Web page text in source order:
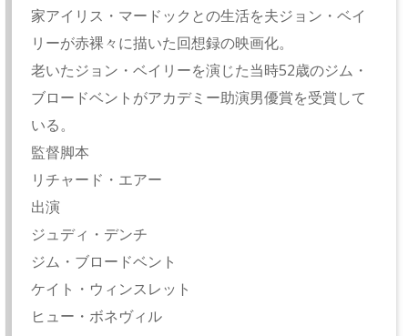
家アイリス・マードックとの生活を夫ジョン・ベイ
リーが赤裸々に描いた回想録の映画化。
老いたジョン・ベイリーを演じた当時52歳のジム・
ブロードベントがアカデミー助演男優賞を受賞して
いる。
監督脚本
リチャード・エアー
出演
ジュディ・デンチ
ジム・ブロードベント
ケイト・ウィンスレット
ヒュー・ボネヴィル